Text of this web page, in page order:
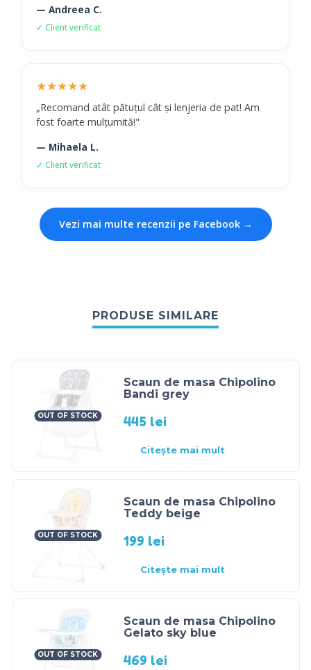
— Andreea C.
✓ Client verificat
★★★★★
„Recomand atât pătuțul cât și lenjeria de pat! Am
fost foarte mulțumită!"
— Mihaela L.
✓ Client verificat
Vezi mai multe recenzii pe Facebook →
PRODUSE SIMILARE
OUT OF STOCK
Scaun de masa Chipolino
Bandi grey
445 lei
Citește mai mult
OUT OF STOCK
Scaun de masa Chipolino
Teddy beige
199 lei
Citește mai mult
OUT OF STOCK
Scaun de masa Chipolino
Gelato sky blue
469 lei